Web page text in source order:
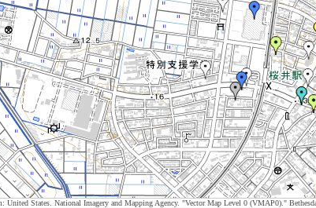
United States. National Imagery and Mapping Agency. "Vector Map Level 0 (VMAP0)."